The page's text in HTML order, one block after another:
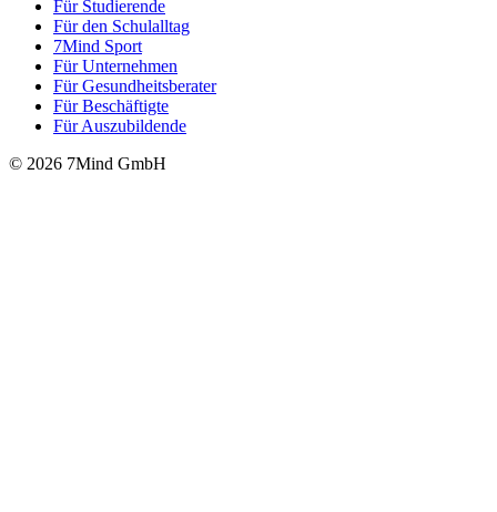
Für Stu­die­rende
Für den Schulalltag
7Mind Sport
Für Unter­neh­men
Für Gesund­heits­be­ra­ter
Für Beschäftigte
Für Auszubildende
© 2026 7Mind GmbH